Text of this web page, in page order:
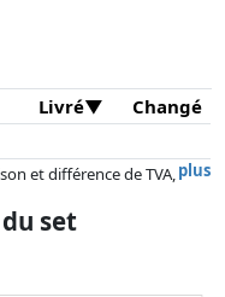
Livré
Changé
plus
et différence de TVA,
depuis la dernière mise
la rémunération des
set